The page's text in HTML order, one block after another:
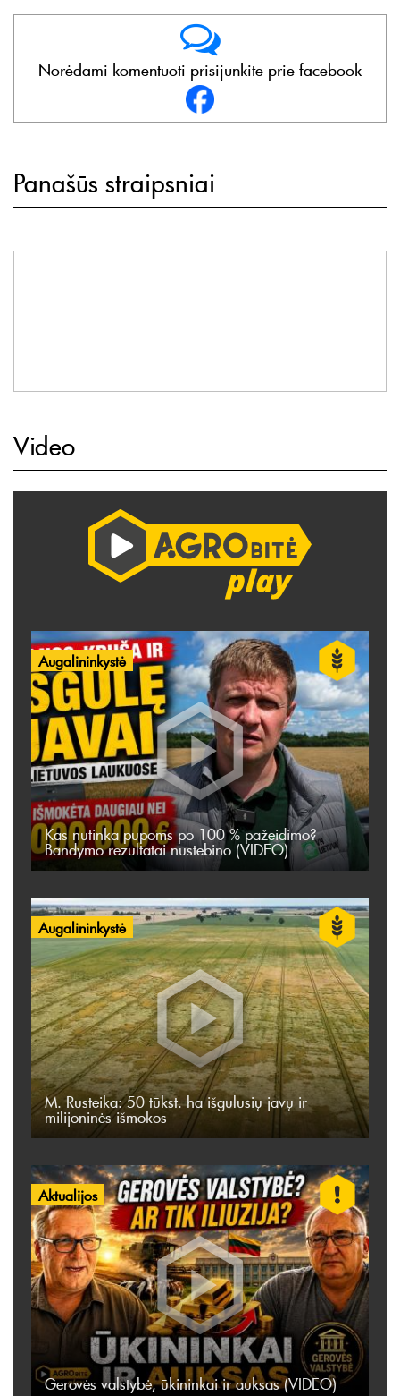
Norėdami komentuoti prisijunkite prie facebook
Panašūs straipsniai
Video
Augalininkystė
Kas nutinka pupoms po 100 % pažeidimo?
Bandymo rezultatai nustebino (VIDEO)
Augalininkystė
M. Rusteika: 50 tūkst. ha išgulusių javų ir
milijoninės išmokos
Aktualijos
Gerovės valstybė, ūkininkai ir auksas (VIDEO)